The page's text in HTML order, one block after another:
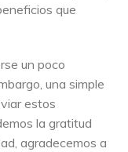
que
un poco
una simple
estos
la gratitud
agradecemos a